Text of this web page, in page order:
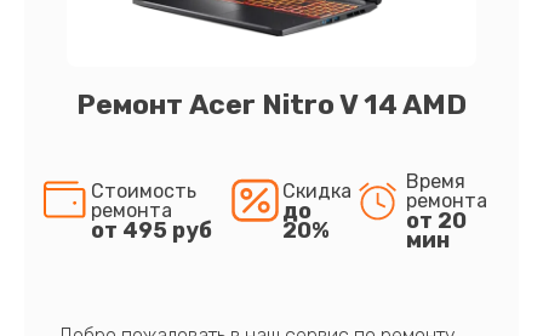
Ремонт Acer Nitro V 14 AMD
Стоимость
ремонта
от 495 руб
Скидка
до
20%
Время
ремонта
от 20
мин